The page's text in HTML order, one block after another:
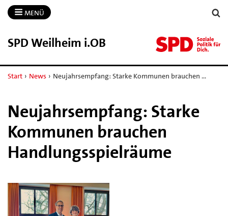
MENÜ
SPD Weilheim i.​OB
Start › News › Neujahrsempfang: Starke Kommunen brauchen …
Neujahrsempfang: Starke
Kommunen brauchen
Handlungsspielräume